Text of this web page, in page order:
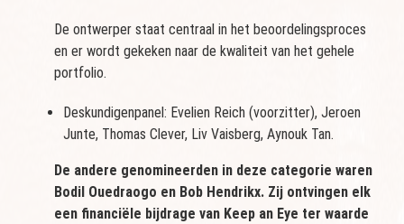
De ontwerper staat centraal in het beoordelingsproces
en er wordt gekeken naar de kwaliteit van het gehele
portfolio.
Deskundigenpanel: Evelien Reich (voorzitter), Jeroen
Junte, Thomas Clever, Liv Vaisberg, Aynouk Tan.
De andere genomineerden in deze categorie waren
Bodil Ouedraogo en Bob Hendrikx. Zij ontvingen elk
een financiële bijdrage van Keep an Eye ter waarde